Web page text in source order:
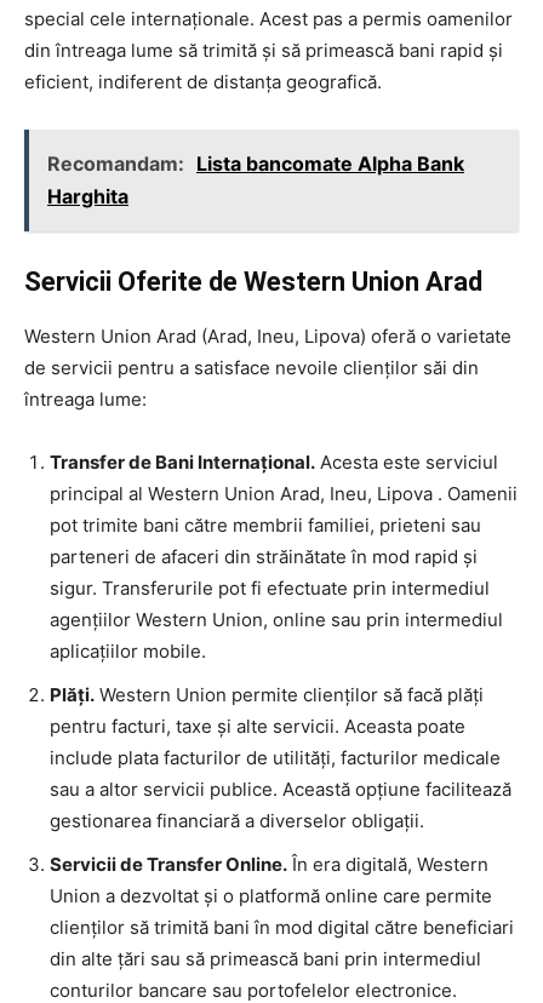
special cele internaționale. Acest pas a permis oamenilor
din întreaga lume să trimită și să primească bani rapid și
eficient, indiferent de distanța geografică.
Recomandam: Lista bancomate Alpha Bank
Harghita
Servicii Oferite de Western Union Arad
Western Union Arad (Arad, Ineu, Lipova) oferă o varietate
de servicii pentru a satisface nevoile clienților săi din
întreaga lume:
Transfer de Bani Internațional. Acesta este serviciul
principal al Western Union Arad, Ineu, Lipova . Oamenii
pot trimite bani către membrii familiei, prieteni sau
parteneri de afaceri din străinătate în mod rapid și
sigur. Transferurile pot fi efectuate prin intermediul
agențiilor Western Union, online sau prin intermediul
aplicațiilor mobile.
Plăți. Western Union permite clienților să facă plăți
pentru facturi, taxe și alte servicii. Aceasta poate
include plata facturilor de utilități, facturilor medicale
sau a altor servicii publice. Această opțiune facilitează
gestionarea financiară a diverselor obligații.
Servicii de Transfer Online. În era digitală, Western
Union a dezvoltat și o platformă online care permite
clienților să trimită bani în mod digital către beneficiari
din alte țări sau să primească bani prin intermediul
conturilor bancare sau portofelelor electronice.